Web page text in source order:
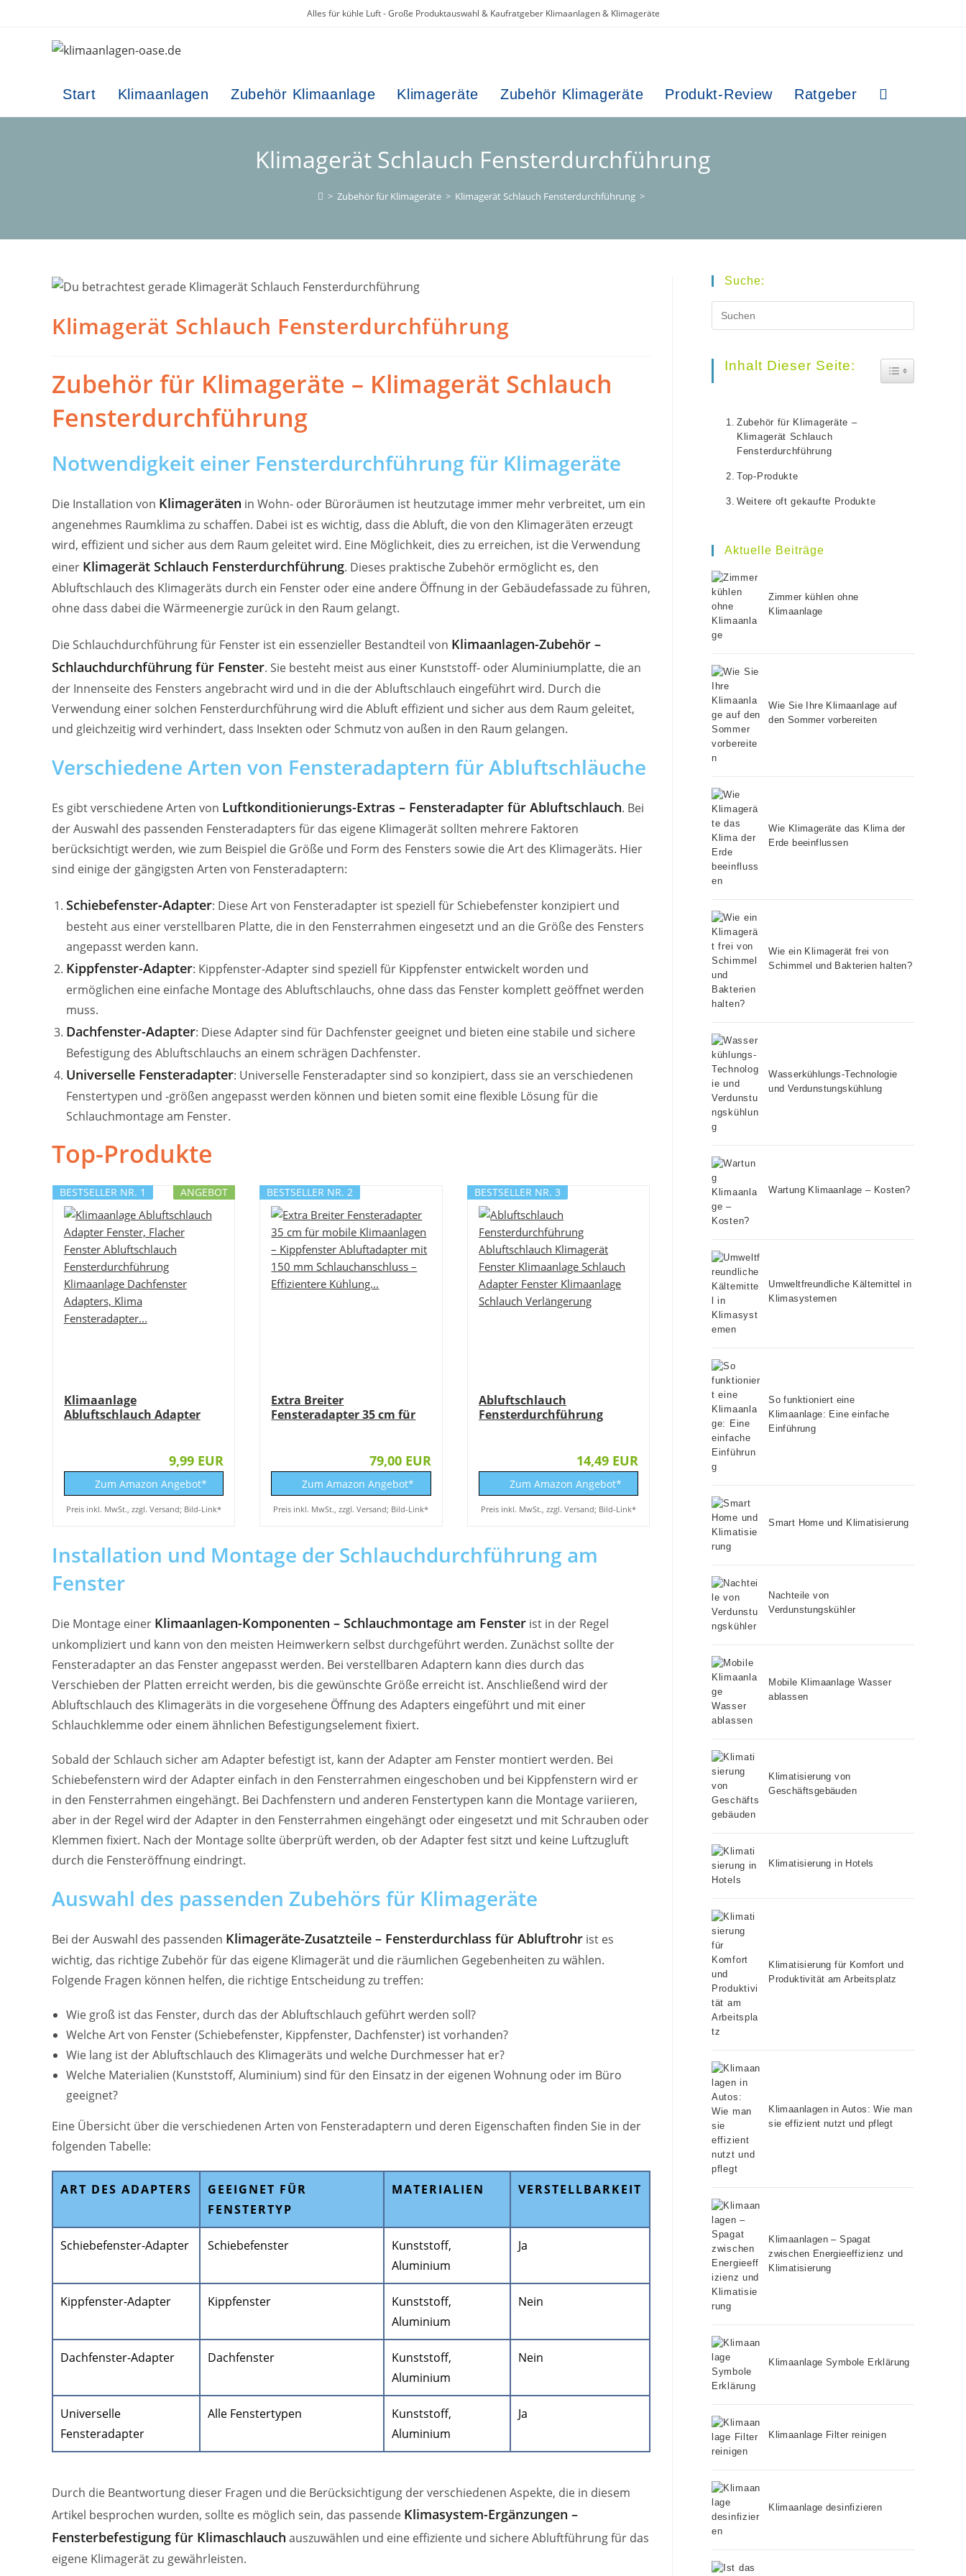
Alles für kühle Luft - Große Produktauswahl & Kaufratgeber Klimaanlagen & Klimageräte
Start Klimaanlagen Zubehör Klimaanlage Klimageräte Zubehör Klimageräte Produkt-Review Ratgeber Website-
Klimagerät Schlauch Fensterdurchführung
> Zubehör für Klimageräte > Klimagerät Schlauch Fensterdurchführung >
Klimagerät Schlauch Fensterdurchführung
Zubehör für Klimageräte – Klimagerät Schlauch
Fensterdurchführung
Notwendigkeit einer Fensterdurchführung für Klimageräte
Die Installation von Klimageräten in Wohn- oder Büroräumen ist heutzutage immer mehr verbreitet, um ein
angenehmes Raumklima zu schaffen. Dabei ist es wichtig, dass die Abluft, die von den Klimageräten erzeugt
wird, effizient und sicher aus dem Raum geleitet wird. Eine Möglichkeit, dies zu erreichen, ist die Verwendung
einer Klimagerät Schlauch Fensterdurchführung. Dieses praktische Zubehör ermöglicht es, den
Abluftschlauch des Klimageräts durch ein Fenster oder eine andere Öffnung in der Gebäudefassade zu führen,
ohne dass dabei die Wärmeenergie zurück in den Raum gelangt.
Die Schlauchdurchführung für Fenster ist ein essenzieller Bestandteil von Klimaanlagen-Zubehör –
Schlauchdurchführung für Fenster. Sie besteht meist aus einer Kunststoff- oder Aluminiumplatte, die an
der Innenseite des Fensters angebracht wird und in die der Abluftschlauch eingeführt wird. Durch die
Verwendung einer solchen Fensterdurchführung wird die Abluft effizient und sicher aus dem Raum geleitet,
und gleichzeitig wird verhindert, dass Insekten oder Schmutz von außen in den Raum gelangen.
Verschiedene Arten von Fensteradaptern für Abluftschläuche
Es gibt verschiedene Arten von Luftkonditionierungs-Extras – Fensteradapter für Abluftschlauch. Bei
der Auswahl des passenden Fensteradapters für das eigene Klimagerät sollten mehrere Faktoren
berücksichtigt werden, wie zum Beispiel die Größe und Form des Fensters sowie die Art des Klimageräts. Hier
sind einige der gängigsten Arten von Fensteradaptern:
Schiebefenster-Adapter: Diese Art von Fensteradapter ist speziell für Schiebefenster konzipiert und
besteht aus einer verstellbaren Platte, die in den Fensterrahmen eingesetzt und an die Größe des Fensters
angepasst werden kann.
Kippfenster-Adapter: Kippfenster-Adapter sind speziell für Kippfenster entwickelt worden und
ermöglichen eine einfache Montage des Abluftschlauchs, ohne dass das Fenster komplett geöffnet werden
muss.
Dachfenster-Adapter: Diese Adapter sind für Dachfenster geeignet und bieten eine stabile und sichere
Befestigung des Abluftschlauchs an einem schrägen Dachfenster.
Universelle Fensteradapter: Universelle Fensteradapter sind so konzipiert, dass sie an verschiedenen
Fenstertypen und -größen angepasst werden können und bieten somit eine flexible Lösung für die
Schlauchmontage am Fenster.
Top-Produkte
ANGEBOT
BESTSELLER NR. 1
Klimaanlage
Abluftschlauch Adapter
9,99 EUR
Zum Amazon Angebot*
Preis inkl. MwSt., zzgl. Versand; Bild-Link*
BESTSELLER NR. 2
Extra Breiter
Fensteradapter 35 cm für
79,00 EUR
Zum Amazon Angebot*
Preis inkl. MwSt., zzgl. Versand; Bild-Link*
BESTSELLER NR. 3
Abluftschlauch
Fensterdurchführung
14,49 EUR
Zum Amazon Angebot*
Preis inkl. MwSt., zzgl. Versand; Bild-Link*
Installation und Montage der Schlauchdurchführung am
Fenster
Die Montage einer Klimaanlagen-Komponenten – Schlauchmontage am Fenster ist in der Regel
unkompliziert und kann von den meisten Heimwerkern selbst durchgeführt werden. Zunächst sollte der
Fensteradapter an das Fenster angepasst werden. Bei verstellbaren Adaptern kann dies durch das
Verschieben der Platten erreicht werden, bis die gewünschte Größe erreicht ist. Anschließend wird der
Abluftschlauch des Klimageräts in die vorgesehene Öffnung des Adapters eingeführt und mit einer
Schlauchklemme oder einem ähnlichen Befestigungselement fixiert.
Sobald der Schlauch sicher am Adapter befestigt ist, kann der Adapter am Fenster montiert werden. Bei
Schiebefenstern wird der Adapter einfach in den Fensterrahmen eingeschoben und bei Kippfenstern wird er
in den Fensterrahmen eingehängt. Bei Dachfenstern und anderen Fenstertypen kann die Montage variieren,
aber in der Regel wird der Adapter in den Fensterrahmen eingehängt oder eingesetzt und mit Schrauben oder
Klemmen fixiert. Nach der Montage sollte überprüft werden, ob der Adapter fest sitzt und keine Luftzugluft
durch die Fensteröffnung eindringt.
Auswahl des passenden Zubehörs für Klimageräte
Bei der Auswahl des passenden Klimageräte-Zusatzteile – Fensterdurchlass für Abluftrohr ist es
wichtig, das richtige Zubehör für das eigene Klimagerät und die räumlichen Gegebenheiten zu wählen.
Folgende Fragen können helfen, die richtige Entscheidung zu treffen:
Wie groß ist das Fenster, durch das der Abluftschlauch geführt werden soll?
Welche Art von Fenster (Schiebefenster, Kippfenster, Dachfenster) ist vorhanden?
Wie lang ist der Abluftschlauch des Klimageräts und welche Durchmesser hat er?
Welche Materialien (Kunststoff, Aluminium) sind für den Einsatz in der eigenen Wohnung oder im Büro
geeignet?
Eine Übersicht über die verschiedenen Arten von Fensteradaptern und deren Eigenschaften finden Sie in der
folgenden Tabelle:
ART DES ADAPTERS
GEEIGNET FÜR
FENSTERTYP
MATERIALIEN VERSTELLBARKEIT
Schiebefenster-Adapter Schiebefenster
Kunststoff,
Aluminium
Ja
Kippfenster-Adapter Kippfenster
Kunststoff,
Aluminium
Nein
Dachfenster-Adapter Dachfenster
Kunststoff,
Aluminium
Nein
Universelle
Fensteradapter
Alle Fenstertypen
Kunststoff,
Aluminium
Ja
Durch die Beantwortung dieser Fragen und die Berücksichtigung der verschiedenen Aspekte, die in diesem
Artikel besprochen wurden, sollte es möglich sein, das passende Klimasystem-Ergänzungen –
Fensterbefestigung für Klimaschlauch auszuwählen und eine effiziente und sichere Abluftführung für das
eigene Klimagerät zu gewährleisten.
Suche:
to
close
Inhalt Dieser Seite: Toggle Table
Zubehör für Klimageräte –
Klimagerät Schlauch
Fensterdurchführung
Top-Produkte
Weitere oft gekaufte Produkte
Aktuelle Beiträge
Zimmer kühlen ohne
Klimaanlage
Wie Sie Ihre Klimaanlage auf
den Sommer vorbereiten
Wie Klimageräte das Klima der
Erde beeinflussen
Wie ein Klimagerät frei von
Schimmel und Bakterien halten?
Wasserkühlungs-Technologie
und Verdunstungskühlung
Wartung Klimaanlage – Kosten?
Umweltfreundliche Kältemittel in
Klimasystemen
So funktioniert eine
Klimaanlage: Eine einfache
Einführung
Smart Home und Klimatisierung
Nachteile von
Verdunstungskühler
Mobile Klimaanlage Wasser
ablassen
Klimatisierung von
Geschäftsgebäuden
Klimatisierung in Hotels
Klimatisierung für Komfort und
Produktivität am Arbeitsplatz
Klimaanlagen in Autos: Wie man
sie effizient nutzt und pflegt
Klimaanlagen – Spagat
zwischen Energieeffizienz und
Klimatisierung
Klimaanlage Symbole Erklärung
Klimaanlage Filter reinigen
Klimaanlage desinfizieren